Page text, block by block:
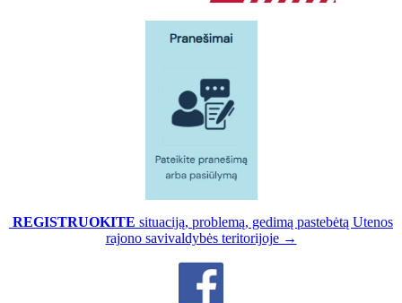
REGISTRUOKITE situaciją, problemą, gedimą pastebėtą Utenos
rajono savivaldybės teritorijoje →